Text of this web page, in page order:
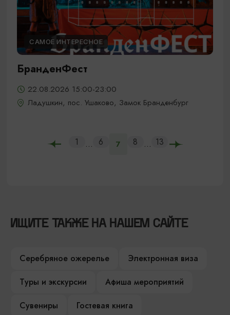
САМОЕ ИНТЕРЕСНОЕ
БранденФест
22.08.2026 15:00-23:00
Ладушкин, пос. Ушаково, Замок Бранденбург
1 ... 6 7 8 ... 13
ИЩИТЕ ТАКЖЕ НА НАШЕМ САЙТЕ
Серебряное ожерелье
Электронная виза
Туры и экскурсии
Афиша мероприятий
Сувениры
Гостевая книга